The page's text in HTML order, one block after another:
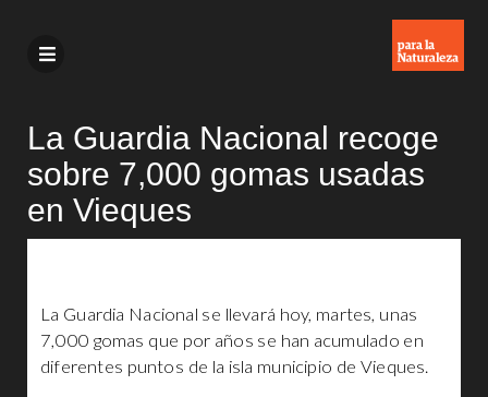
La Guardia Nacional recoge
sobre 7,000 gomas usadas
en Vieques
La Guardia Nacional se llevará hoy, martes, unas
7,000 gomas que por años se han acumulado en
diferentes puntos de la isla municipio de Vieques.